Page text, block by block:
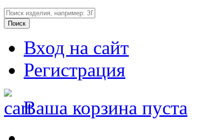
Вход на сайт
Регистрация
Ваша корзина пуста